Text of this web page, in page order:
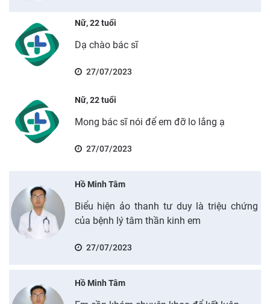
Nữ, 22 tuổi
Dạ chào bác sĩ
27/07/2023
Nữ, 22 tuổi
Mong bác sĩ nói để em đỡ lo lắng ạ
27/07/2023
Hồ Minh Tâm
Biểu hiện ảo thanh tư duy là triệu chứng
của bệnh lý tâm thần kinh em
27/07/2023
Hồ Minh Tâm